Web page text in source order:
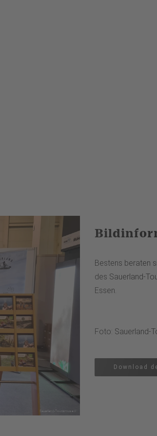
Bestens beraten
des Sauerland-
Essen.
Foto: Sauerland-
Download